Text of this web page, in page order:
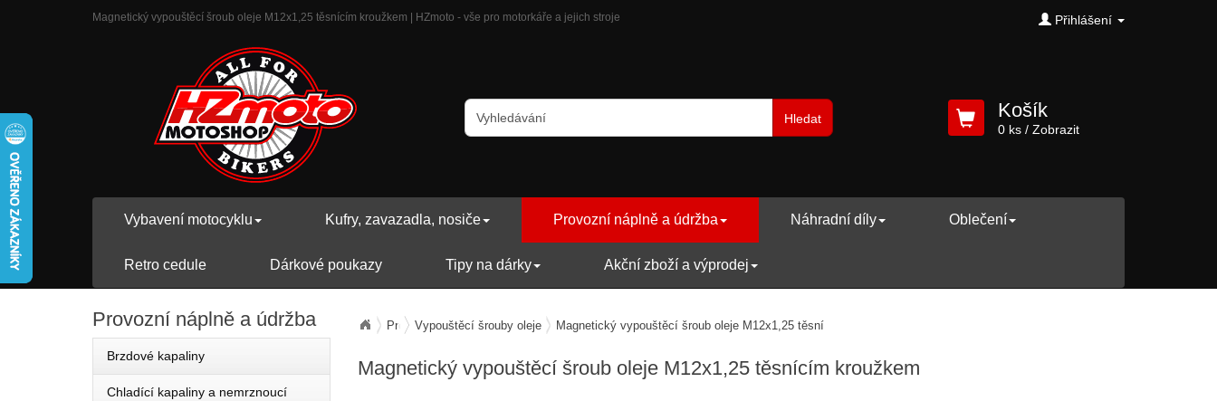
Magnetický vypouštěcí šroub oleje M12x1,25 těsnícím kroužkem | HZmoto - vše pro motorkáře a jejich stroje Přihlášení
Hledat Košík
0 ks/ Zobrazit
Vybavení motocyklu Kufry, zavazadla, nosiče Provozní náplně a údržba Náhradní díly Oblečení
Retro cedule Dárkové poukazy Tipy na dárky Akční zboží a výprodej
Provozní náplně a údržba
Vypouštěcí šrouby oleje Magnetický vypouštěcí šroub oleje M12x1,25 těsnícím kroužkem
Magnetický vypouštěcí šroub oleje M12x1,25 těsnícím kroužkem
Provozní náplně a údržba
Brzdové kapaliny
Chladící kapaliny a nemrznoucí